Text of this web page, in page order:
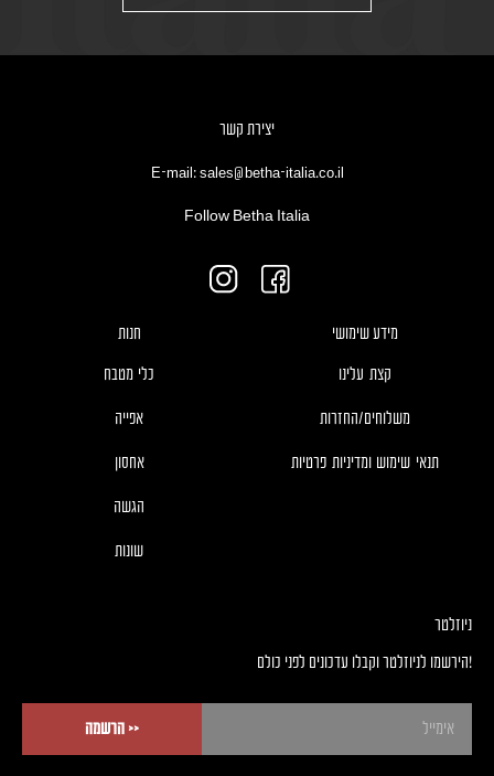
יצירת קשר
E-mail: sales@betha-italia.co.il
Follow Betha Italia
מידע שימושי
קצת עלינו
משלוחים/החזרות
תנאי שימוש ומדיניות פרטיות
חנות
כלי מטבח
אפייה
אחסון
הגשה
שונות
ניוזלטר
!הירשמו לניוזלטר וקבלו עדכונים לפני כולם
<< הרשמה